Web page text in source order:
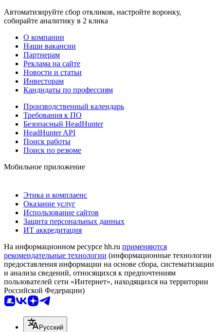
Автоматизируйте сбор откликов, настройте воронку,
собирайте аналитику в 2 клика
О компании
Наши вакансии
Партнерам
Реклама на сайте
Новости и статьи
Инвесторам
Кандидаты по профессиям
Производственный календарь
Требования к ПО
Безопасный HeadHunter
HeadHunter API
Поиск работы
Поиск по резюме
Мобильное приложение
Этика и комплаенс
Оказание услуг
Использование сайтов
Защита персональных данных
ИТ аккредитация
На информационном ресурсе hh.ru применяются
рекомендательные технологии (информационные технологии
предоставления информации на основе сбора, систематизации
и анализа сведений, относящихся к предпочтениям
пользователей сети «Интернет», находящихся на территории
Российской Федерации)
Русский